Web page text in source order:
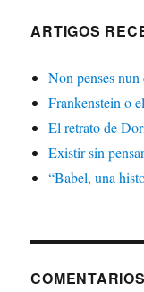
ARTIGOS
Non penses
Frankenstein o
El retrato de
Existir sin
“Babel, una